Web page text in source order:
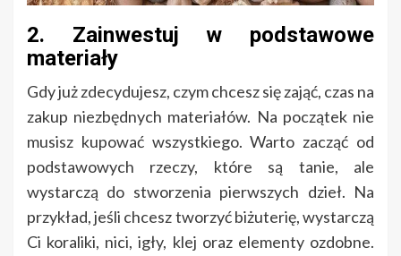
2. Zainwestuj w podstawowe
materiały
Gdy już zdecydujesz, czym chcesz się zająć, czas na
zakup niezbędnych materiałów. Na początek nie
musisz kupować wszystkiego. Warto zacząć od
podstawowych rzeczy, które są tanie, ale
wystarczą do stworzenia pierwszych dzieł. Na
przykład, jeśli chcesz tworzyć biżuterię, wystarczą
Ci koraliki, nici, igły, klej oraz elementy ozdobne.